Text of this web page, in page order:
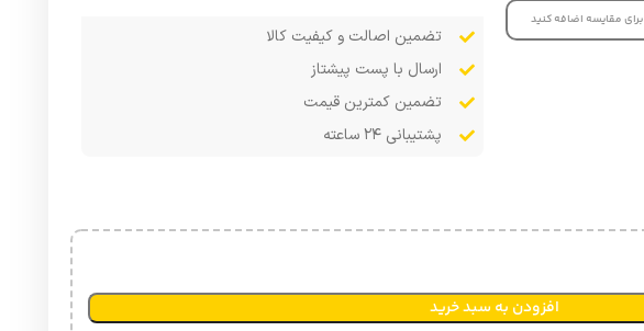
برای مقایسه اضافه کنید
تضمین اصالت و کیفیت کالا
ارسال با پست پیشتاز
تضمین کمترین قیمت
پشتیبانی ۲۴ ساعته
افزودن به سبد خرید